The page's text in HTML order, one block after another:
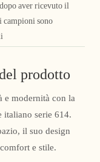
aver ricevuto il
campioni sono
prodotto
e modernità con la
italiano serie 614.
il suo design
e stile.